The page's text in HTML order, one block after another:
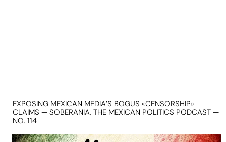
EXPOSING MEXICAN MEDIA’S BOGUS «CENSORSHIP»
CLAIMS — SOBERANIA, THE MEXICAN POLITICS PODCAST —
NO. 114